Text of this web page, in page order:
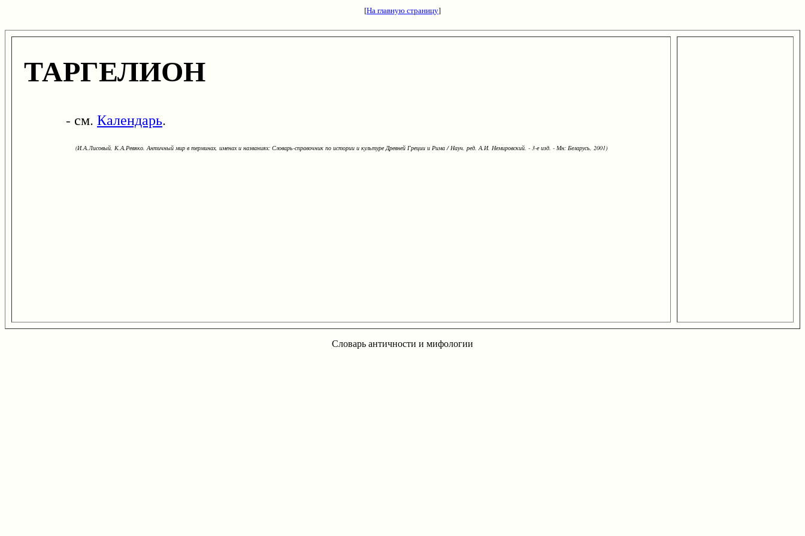
[На главную страницу]
ТАРГЕЛИОН
- см. Календарь.
(И.А.Лисовый, К.А.Ревяко. Античный мир в терминах, именах и названиях: Словарь-справочник по истории и культуре Древней Греции и Рима / Науч. ред. А.И. Немировский. - 3-е изд. - Мн: Беларусь, 2001)
Словарь античности и мифологии